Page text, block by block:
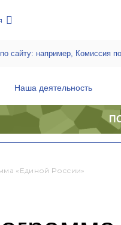
Наша деятельность
«Единой России»